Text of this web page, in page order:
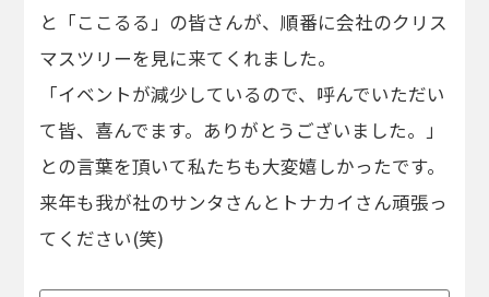
と「ここるる」の皆さんが、順番に会社のクリス
マスツリーを見に来てくれました。
「イベントが減少しているので、呼んでいただい
て皆、喜んでます。ありがとうございました。」
との言葉を頂いて私たちも大変嬉しかったです。
来年も我が社のサンタさんとトナカイさん頑張っ
てください(笑)